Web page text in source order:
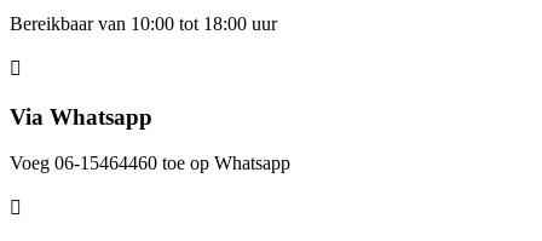
Bereikbaar van 10:00 tot 18:00 uur
Via Whatsapp
Voeg 06-15464460 toe op Whatsapp